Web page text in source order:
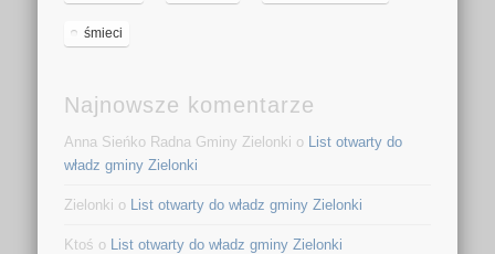
śmieci
Najnowsze komentarze
Anna Sieńko Radna Gminy Zielonki o List otwarty do
władz gminy Zielonki
Zielonki o List otwarty do władz gminy Zielonki
Ktoś o List otwarty do władz gminy Zielonki